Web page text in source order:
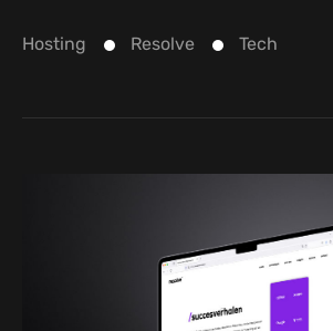
Hosting Resolve Tech